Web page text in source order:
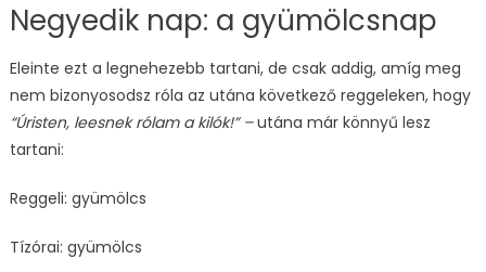
Negyedik nap: a gyümölcsnap
Eleinte ezt a legnehezebb tartani, de csak addig, amíg meg
nem bizonyosodsz róla az utána következő reggeleken, hogy
“Úristen, leesnek rólam a kilók!” –utána már könnyű lesz
tartani:
Reggeli: gyümölcs
Tízórai: gyümölcs